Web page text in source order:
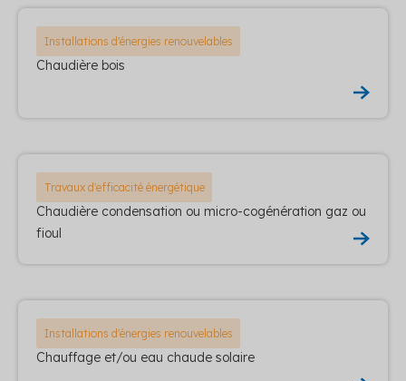
Installations d'énergies renouvelables
Chaudière bois
Travaux d'efficacité énergétique
Chaudière condensation ou micro-cogénération gaz ou
fioul
Installations d'énergies renouvelables
Chauffage et/ou eau chaude solaire